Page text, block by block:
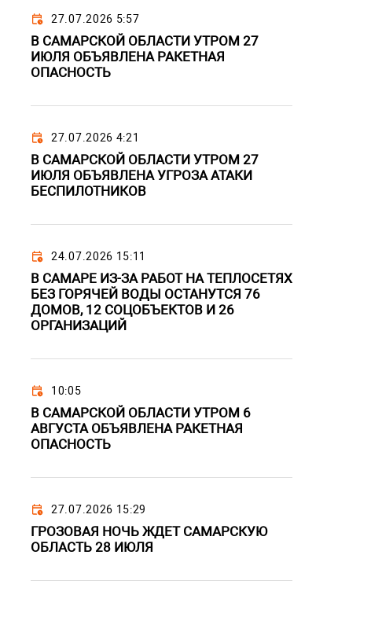
27.07.2026 5:57
В САМАРСКОЙ ОБЛАСТИ УТРОМ 27
ИЮЛЯ ОБЪЯВЛЕНА РАКЕТНАЯ
ОПАСНОСТЬ
27.07.2026 4:21
В САМАРСКОЙ ОБЛАСТИ УТРОМ 27
ИЮЛЯ ОБЪЯВЛЕНА УГРОЗА АТАКИ
БЕСПИЛОТНИКОВ
24.07.2026 15:11
В САМАРЕ ИЗ-ЗА РАБОТ НА ТЕПЛОСЕТЯХ
БЕЗ ГОРЯЧЕЙ ВОДЫ ОСТАНУТСЯ 76
ДОМОВ, 12 СОЦОБЪЕКТОВ И 26
ОРГАНИЗАЦИЙ
10:05
В САМАРСКОЙ ОБЛАСТИ УТРОМ 6
АВГУСТА ОБЪЯВЛЕНА РАКЕТНАЯ
ОПАСНОСТЬ
27.07.2026 15:29
ГРОЗОВАЯ НОЧЬ ЖДЕТ САМАРСКУЮ
ОБЛАСТЬ 28 ИЮЛЯ